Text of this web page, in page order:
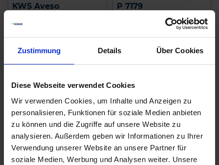
Zustimmung Details Über Cookies
Diese Webseite verwendet Cookies
Wir verwenden Cookies, um Inhalte und Anzeigen zu
personalisieren, Funktionen für soziale Medien anbieten
zu können und die Zugriffe auf unsere Website zu
analysieren. Außerdem geben wir Informationen zu Ihrer
Verwendung unserer Website an unsere Partner für
soziale Medien, Werbung und Analysen weiter. Unsere
KWS Aveso
ALTERNATIVE
PRODUKTE
P 7179
ALTERNATIVE
PRODUKTE